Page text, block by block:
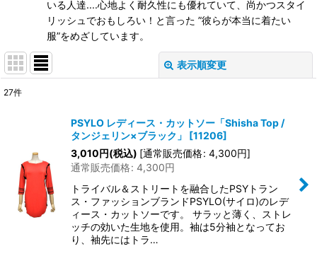
いる人達....心地よく耐久性にも優れていて、尚かつスタイ
リッシュでおもしろい！と言った ”彼らが本当に着たい
服”をめざしています。
表示順変更
並び順:
絞り込む
27件
PSYLO レディース・カットソー「Shisha Top /
タンジェリン×ブラック」
[11206]
3,010円(税込) [通常販売価格: 4,300円]
通常販売価格: 4,300円
トライバル＆ストリートを融合したPSYトラン
ス・ファッションブランドPSYLO(サイロ)のレデ
ィース・カットソーです。 サラッと薄く、ストレ
ッチの効いた生地を使用。袖は5分袖となってお
り、袖先にはトラ…